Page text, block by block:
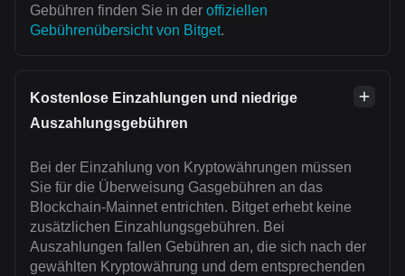
Gebühren finden Sie in der offiziellen
Gebührenübersicht von Bitget.
Kostenlose Einzahlungen und niedrige
Auszahlungsgebühren
Bei der Einzahlung von Kryptowährungen müssen
Sie für die Überweisung Gasgebühren an das
Blockchain-Mainnet entrichten. Bitget erhebt keine
zusätzlichen Einzahlungsgebühren. Bei
Auszahlungen fallen Gebühren an, die sich nach der
gewählten Kryptowährung und dem entsprechenden